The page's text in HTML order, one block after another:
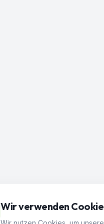
Wir verwenden